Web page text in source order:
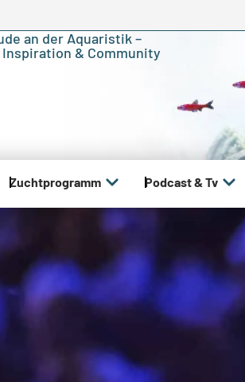
an der Aquaristik –
& Community
Zuchtprogramm Podcast & Tv